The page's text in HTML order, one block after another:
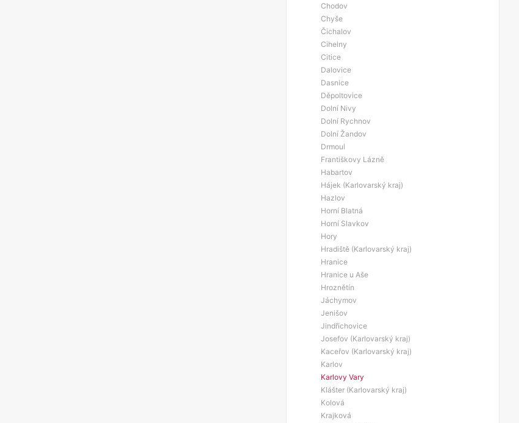
Chodov
Chyše
Čichalov
Cihelny
Citice
Dalovice
Dasnice
Děpoltovice
Dolní Nivy
Dolní Rychnov
Dolní Žandov
Drmoul
Františkovy Lázně
Habartov
Hájek (Karlovarský kraj)
Hazlov
Horní Blatná
Horní Slavkov
Hory
Hradiště (Karlovarský kraj)
Hranice
Hranice u Aše
Hroznětín
Jáchymov
Jenišov
Jindřichovice
Josefov (Karlovarský kraj)
Kaceřov (Karlovarský kraj)
Karlov
Karlovy Vary
Klášter (Karlovarský kraj)
Kolová
Krajková